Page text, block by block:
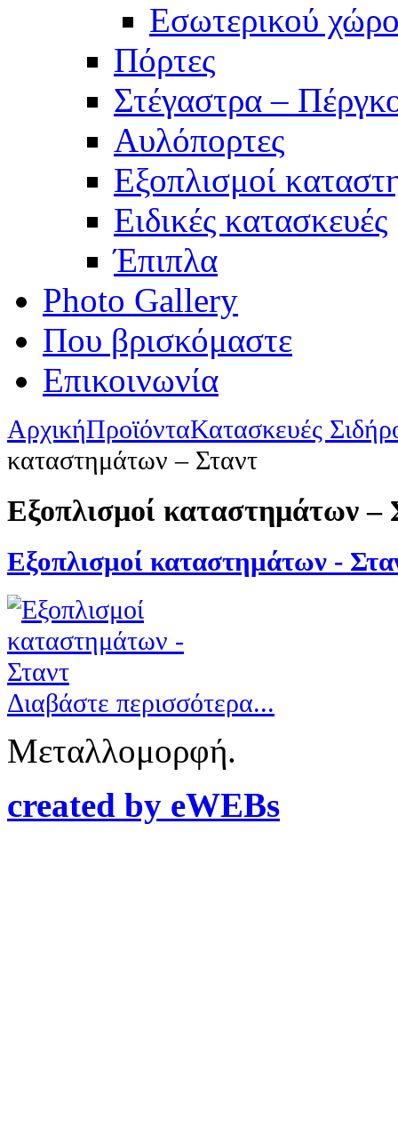
Εσωτερικού
Πόρτες
Στέγαστρα –
Αυλόπορτες
Εξοπλισμοί
Ειδικές κατασκευές
Έπιπλα
Photo Gallery
Που βρισκόμαστε
Επικοινωνία
ΑρχικήΠροϊόνταΚατασκευές
καταστημάτων – Σταντ
Εξοπλισμοί καταστημάτων –
Εξοπλισμοί καταστημάτων -
Διαβάστε περισσότερα...
Μεταλλομορφή.
created by eWEBs